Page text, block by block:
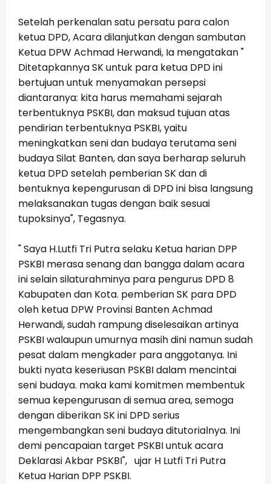
Setelah perkenalan satu persatu para calon
ketua DPD, Acara dilanjutkan dengan sambutan
Ketua DPW Achmad Herwandi, Ia mengatakan "
Ditetapkannya SK untuk para ketua DPD ini
bertujuan untuk menyamakan persepsi
diantaranya: kita harus memahami sejarah
terbentuknya PSKBI, dan maksud tujuan atas
pendirian terbentuknya PSKBI, yaitu
meningkatkan seni dan budaya terutama seni
budaya Silat Banten, dan saya berharap seluruh
ketua DPD setelah pemberian SK dan di
bentuknya kepengurusan di DPD ini bisa langsung
melaksanakan tugas dengan baik sesuai
tupoksinya", Tegasnya.
" Saya H.Lutfi Tri Putra selaku Ketua harian DPP
PSKBI merasa senang dan bangga dalam acara
ini selain silaturahminya para pengurus DPD 8
Kabupaten dan Kota. pemberian SK para DPD
oleh ketua DPW Provinsi Banten Achmad
Herwandi, sudah rampung diselesaikan artinya
PSKBI walaupun umurnya masih dini namun sudah
pesat dalam mengkader para anggotanya. Ini
bukti nyata keseriusan PSKBI dalam mencintai
seni budaya. maka kami komitmen membentuk
semua kepengurusan di semua area, semoga
dengan diberikan SK ini DPD serius
mengembangkan seni budaya ditutorialnya. Ini
demi pencapaian target PSKBI untuk acara
Deklarasi Akbar PSKBI", ujar H Lutfi Tri Putra
Ketua Harian DPP PSKBI.